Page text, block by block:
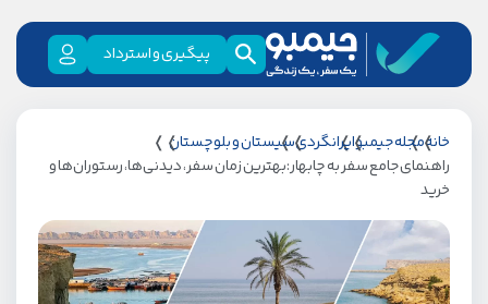
پیگیری و استرداد
خانهمجله جیمبوایرانگردیسیستان و بلوچستان
راهنمای جامع سفر به چابهار:بهترین زمان سفر، دیدنی‌ها، رستوران‌ها و
خرید